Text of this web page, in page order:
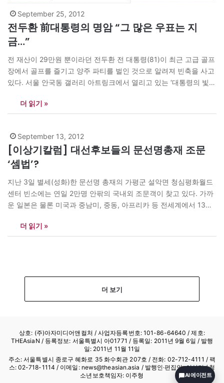
September 25, 2012
전두환 前대통령의 명암 “그 많은 우표는 지
금…”
전 재산이 29만원 뿐이라던 전두환 전 대통령(81)이 최근 고급 골프
장에서 골프를 즐기고 양주 파티를 벌인 것으로 알려져 빈축을 사고
있다. 서울 안국동 갤러리 아트링크에서 열리고 있는 ‘대통령의 빛과
진 외?수십 종의 기념우표가 인상적이었다. 그가 11, 12대 8년 남짓
한 대통령 재임 기간…
더 읽기 »
September 13, 2012
[이상기칼럼] 대선후보들의 문선명총재 조문
‘셈법’?
지난 3일 별세(성화)한 문선명 총재의 가평군 설악면 청심평화월드
센터 빈소에는 연일 2만명 안팎의 국내외 조문객이 찾고 있다. 가까
운 일본은 물론 미국과 중남미, 중동, 아프리카 등 전세계에서 13일
화가 한 가운데 눈에 띄고, 성화단(조문대)에 오르면서 오른쪽에 전
두환 전 대통령과?故 김대중 전 대통령 부인 이희호…
더 읽기 »
더 보기
상호: (주)아자미디어앤컬처 /사업자등록번호: 101-86-64640 / 제호:
THEAsiaN / 등록정보: 서울특별시 아01771 / 등록일: 2011년 9월 6일 / 발행
일: 2011년 11월 11일
주소: 서울특별시 종로구 혜화로 35 화수회관 207호 / 전화: 02-712-4111 / 팩
스: 02-718-1114 / 이메일: news@theasian.asia / 발행인·편집인: 이상기 / 청
소년보호책임자: 이주형
AI 에이전트